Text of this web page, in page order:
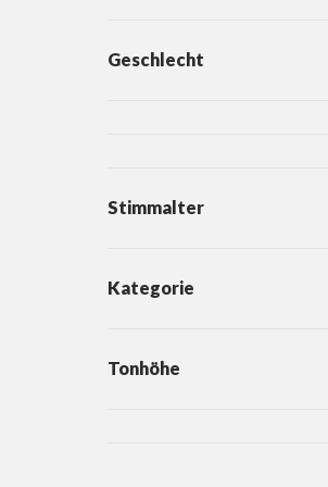
Geschlecht
Stimmalter
Kategorie
Tonhöhe